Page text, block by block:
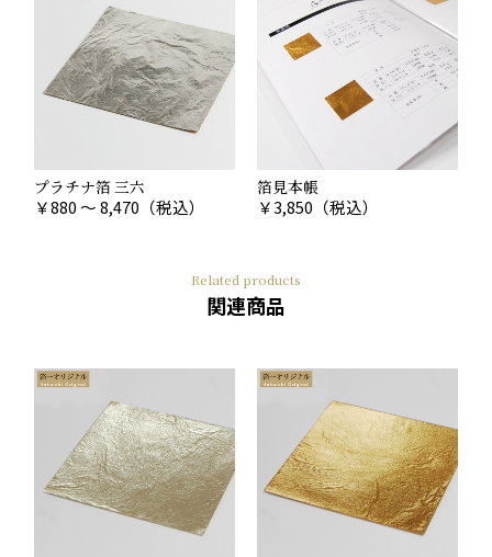
プラチナ箔 三六
￥880 ～ 8,470 （税込）
箔見本帳
￥3,850 （税込）
Related products
関連商品